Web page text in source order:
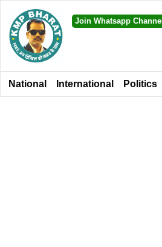
Join Whatsapp Channel
National International Politics